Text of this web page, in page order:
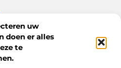
uw
doen er alles
te
met inspiratie en verhalen.
ideeën en waardevolle
Bnontwerp.nl.